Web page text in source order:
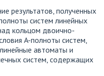
результатов, полученных
систем линейных
кольцом двоично-
A-полноты систем,
автоматы и
систем, содержащих